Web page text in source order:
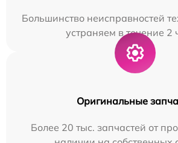
Большинство неисправностей
устраняем в течение 2
Оригинальные
Более 20 тыс. запчастей от